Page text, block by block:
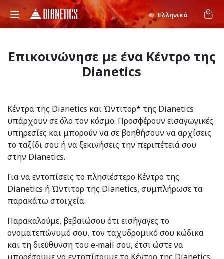
Ελληνικά
Επικοινώνησε με ένα Κέντρο της
Dianetics
Κέντρα της Dianetics και Ώντιτορ* της Dianetics
υπάρχουν σε όλο τον κόσμο. Προσφέρουν εισαγωγικές
υπηρεσίες και μπορούν να σε βοηθήσουν να αρχίσεις
το ταξίδι σου ή να ξεκινήσεις την περιπέτειά σου
στην Dianetics.
Για να εντοπίσεις το πλησιέστερο Κέντρο της
Dianetics ή Ώντιτορ της Dianetics, συμπλήρωσε τα
παρακάτω στοιχεία.
Παρακαλούμε, βεβαιώσου ότι εισήγαγες το
ονοματεπώνυμό σου, τον ταχυδρομικό σου κώδικα
και τη διεύθυνση του e‑mail σου, έτσι ώστε να
μπορέσουμε να εντοπίσουμε το Κέντρο της Dianetics